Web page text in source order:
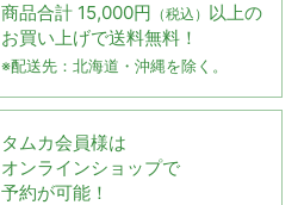
商品合計 15,000円 （税込） 以上の
お買い上げで送料無料！
※配送先：北海道・沖縄を除く。
タムカ会員様は
オンラインショップで
予約が可能！